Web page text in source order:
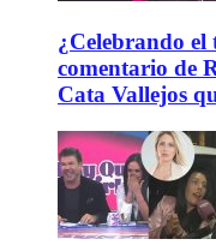
¿Celebrando
comentario de
Cata Vallejos